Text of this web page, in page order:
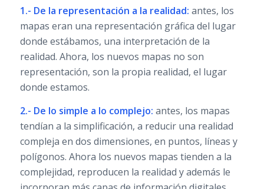
1.- De la representación a la realidad: antes, los
mapas eran una representación gráfica del lugar
donde estábamos, una interpretación de la
realidad. Ahora, los nuevos mapas no son
representación, son la propia realidad, el lugar
donde estamos.
2.- De lo simple a lo complejo: antes, los mapas
tendían a la simplificación, a reducir una realidad
compleja en dos dimensiones, en puntos, líneas y
polígonos. Ahora los nuevos mapas tienden a la
complejidad, reproducen la realidad y además le